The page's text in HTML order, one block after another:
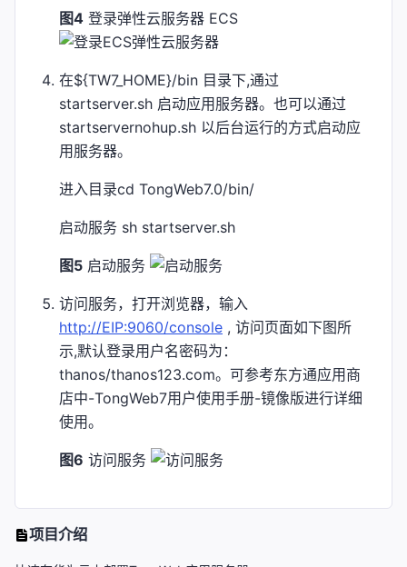
图4 登录弹性云服务器 ECS
在${TW7_HOME}/bin 目录下,通过
startserver.sh 启动应用服务器。也可以通过
startservernohup.sh 以后台运行的方式启动应
用服务器。
进入目录cd TongWeb7.0/bin/
启动服务 sh startserver.sh
图5 启动服务
访问服务，打开浏览器，输入
http://EIP:9060/console , 访问页面如下图所
示,默认登录用户名密码为：
thanos/thanos123.com。可参考东方通应用商
店中-TongWeb7用户使用手册-镜像版进行详细
使用。
图6 访问服务
项目介绍